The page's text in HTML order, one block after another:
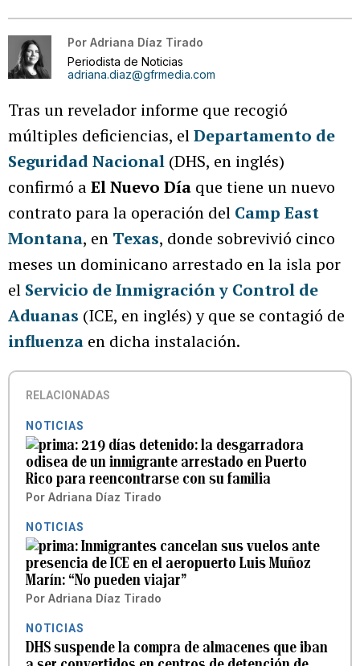
Por Adriana Díaz Tirado
Periodista de Noticias
adriana.diaz@gfrmedia.com
Tras un revelador informe que recogió
múltiples deficiencias, elDepartamento de
Seguridad Nacional (DHS, en inglés)
confirmó aEl Nuevo Día que tiene un nuevo
contrato para la operación del Camp East
Montana, en Texas, donde sobrevivió cinco
meses un dominicano arrestado en la isla por
el Servicio de Inmigración y Control de
Aduanas (ICE, en inglés) y que se contagió de
influenza en dicha instalación.
RELACIONADAS
NOTICIAS
219 días detenido: la desgarradora
odisea de un inmigrante arrestado en Puerto
Rico para reencontrarse con su familia
Por Adriana Díaz Tirado
NOTICIAS
Inmigrantes cancelan sus vuelos ante
presencia de ICE en el aeropuerto Luis Muñoz
Marín: “No pueden viajar”
Por Adriana Díaz Tirado
NOTICIAS
DHS suspende la compra de almacenes que iban